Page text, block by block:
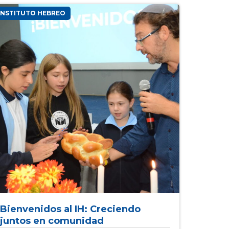
HEBREO
Bienvenidos al IH: Creciendo
juntos en comunidad